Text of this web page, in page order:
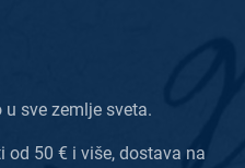
sve zemlje sveta.
od 50 € i više, dostava na